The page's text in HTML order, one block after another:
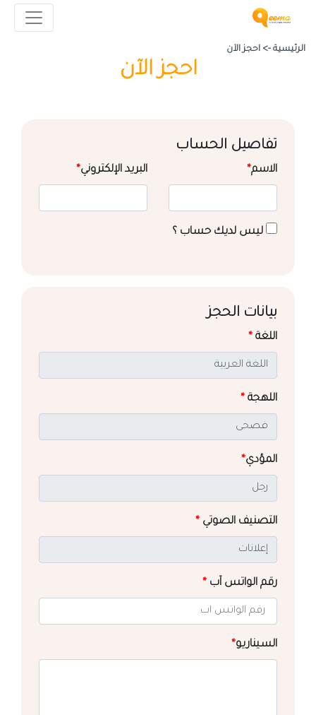
الرئيسية -> احجز الآن
احجز الآن
تفاصيل الحساب
الاسم* البريد الإلكتروني*
ليس لديك حساب ؟
بيانات الحجز
اللغة *
اللهجة *
المؤدي*
التصنيف الصوتي *
رقم الواتس آب *
السيناريو*